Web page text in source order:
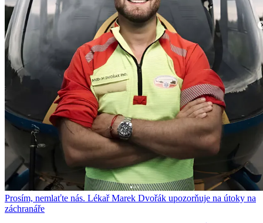
Prosím, nemlaťte nás. Lékař Marek Dvořák upozorňuje na útoky na
záchranáře